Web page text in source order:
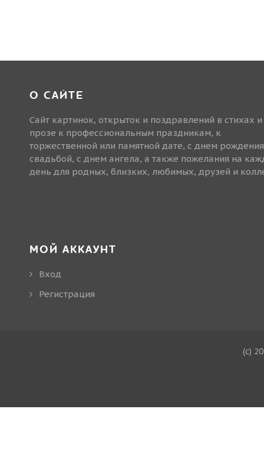
О САЙТЕ
Сайт картинок, открыток и поздравлений в стихах и
прозе к профессиональным праздникам, к
торжественной или памятной дате, с днем
свадьбой, с днем ангела, а также пожелания на
день для родных, близких, любимых, друзей и
МОЙ АККАУНТ
Вход
Регистрация
(c)